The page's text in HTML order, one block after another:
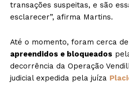
transações suspeitas, e são
esclarecer”, afirma Martins.
Até o momento, foram cerca de
apreendidos e bloqueados
decorrência da Operação
judicial expedida pela juíza